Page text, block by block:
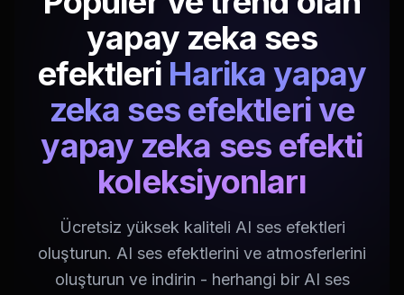
yapay zeka ses
efektleri Harika yapay
zeka ses efektleri ve
yapay zeka ses efekti
koleksiyonları
Ücretsiz yüksek kaliteli AI ses efektleri
oluşturun. AI ses efektlerini ve atmosferlerini
oluşturun ve indirin - herhangi bir AI ses